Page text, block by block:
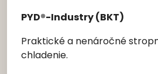
PYD®-Industry (BKT)
Praktické a nenáročné
chladenie.